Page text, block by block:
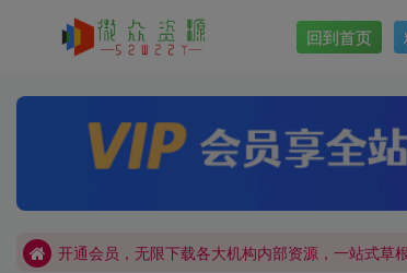
回到首页
网站加盟：搭建同款本站资源站，日入四位数！
网站加盟：搭建同款本站资源站，日入四位数！
开通会员，无限下载各大机构内部资源，一站式草